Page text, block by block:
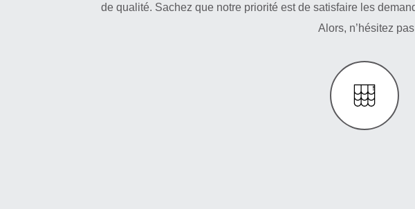
de qualité. Sachez que notre priorité est de satisfaire les
Alors, n’hésitez